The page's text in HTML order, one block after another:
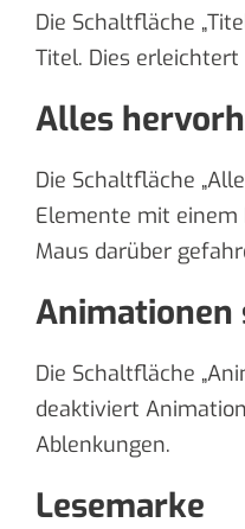
Die Schaltfläche
Titel. Dies
Alles
Die Schaltfläche
Elemente mit
Maus darüber
Animationen
Die Schaltfläche
deaktiviert
Ablenkungen.
Lesemarke